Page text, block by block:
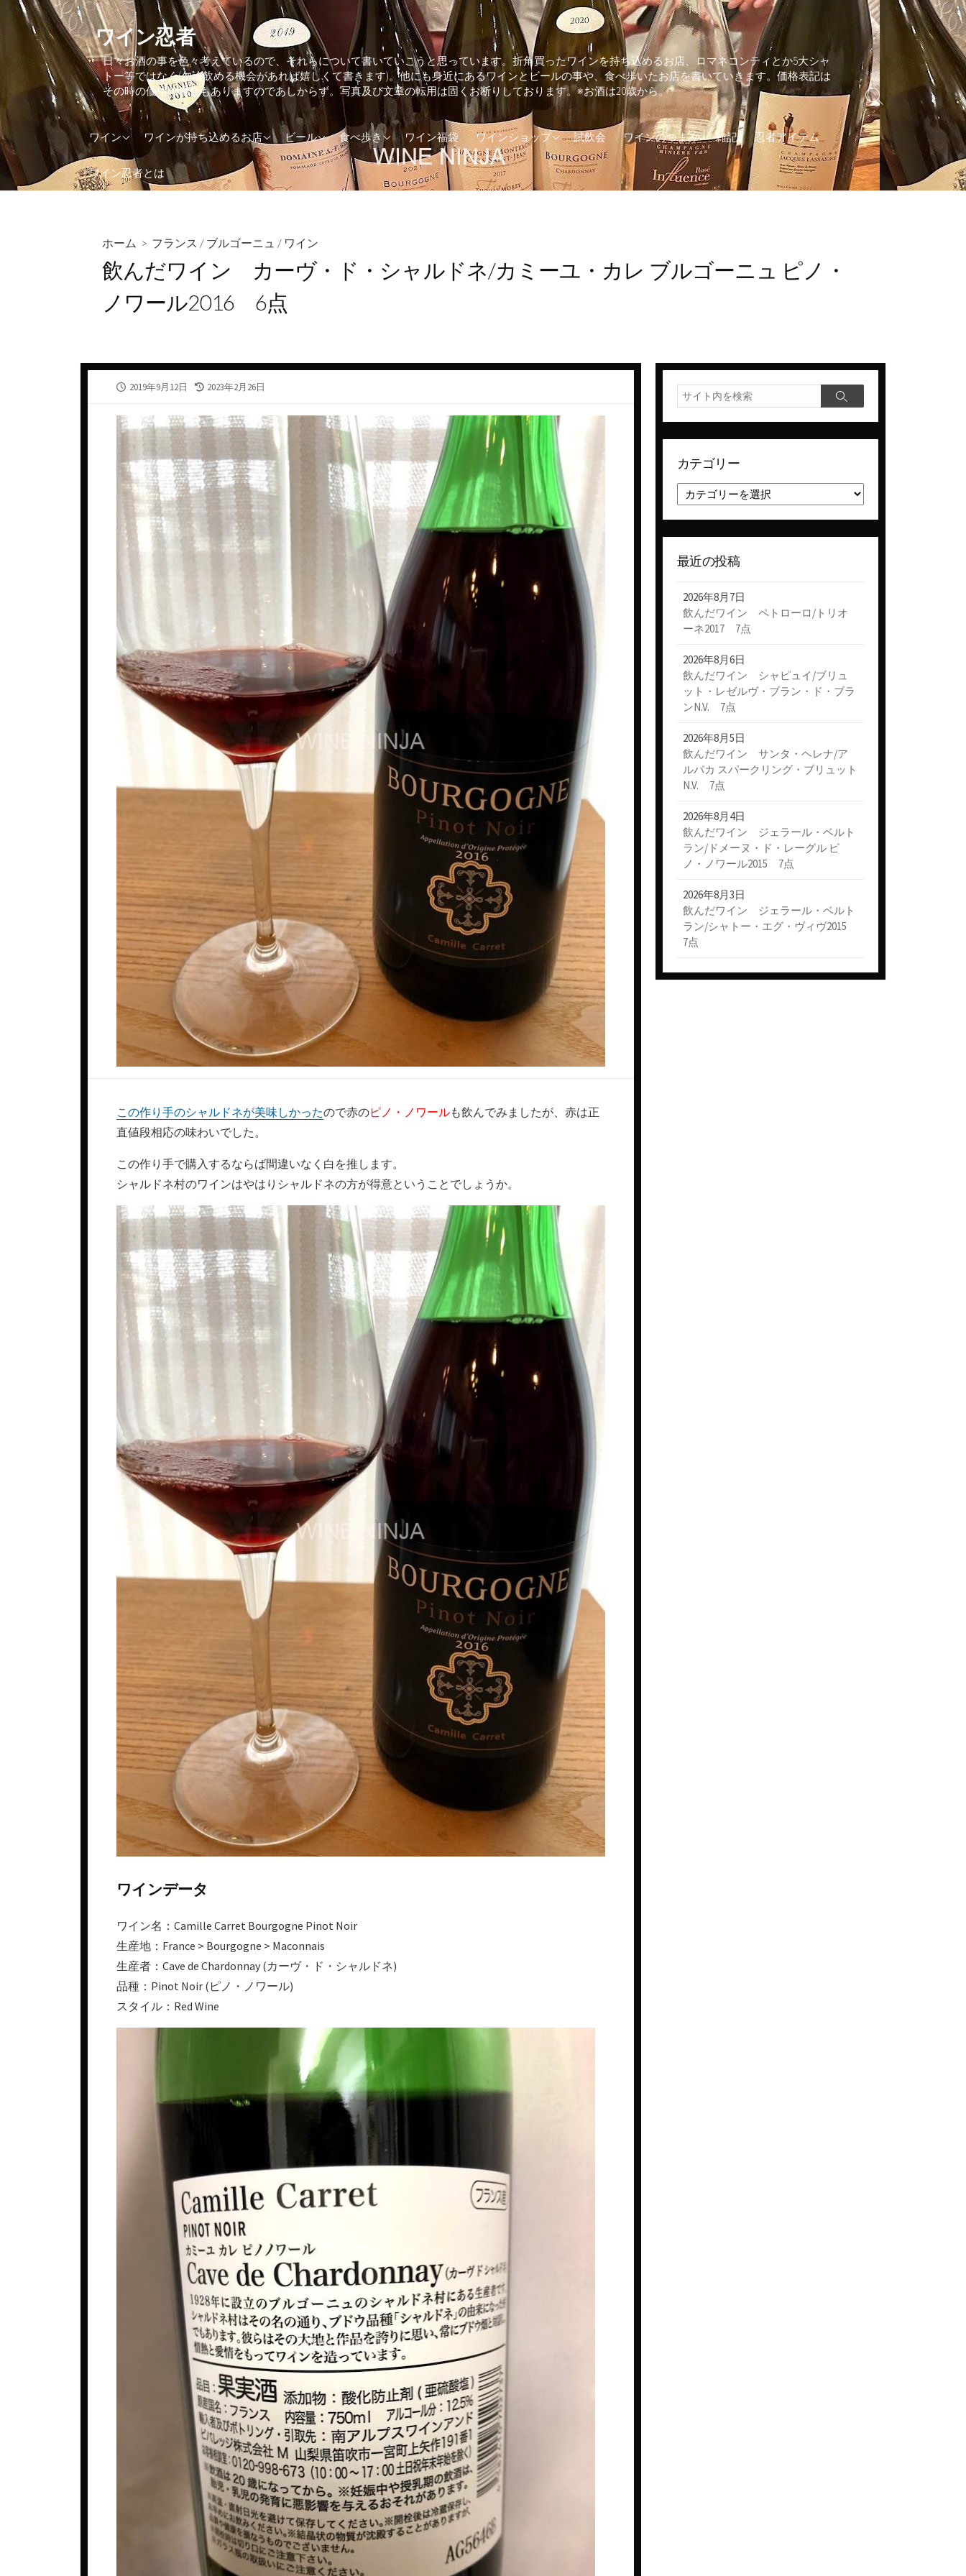
へ
ス
キ
ッ
プ
ワイン忍者
日々お酒の事を色々考えているので、それらについて書いていこうと思っています。折角買ったワインを持ち込めるお店、ロマネコンティとか5大シャ
トー等ではなく(勿論飲める機会があれば嬉しくて書きます)。他にも身近にあるワインとビールの事や、食べ歩いたお店を書いていきます。価格表記は
その時の価格の場合もありますのであしからず。写真及び文章の転用は固くお断りしております。※お酒は20歳から。
ワイン
アメリカ
アルゼンチン
イギリス(UK)
インド
ウクライナ
オーストリア
ギリシャ
シリア・アラブ共和国
ジョージア
スペイン
チェコ共和国
フランス
アルザス
コート・デュ・ローヌ
シャンパーニュ
ジュラ・サヴォワ
ボルドー
ベルギー
ポルトガル
マケドニア
ワインが持ち込めるお店
東京都
大阪府
神奈川県
ビール
アイルランド
アメリカ
イギリス(UK)
オランダ
オーストラリア
ケニア
スペイン
チェコ
デンマーク
ドイツ
ニュージーランド
ロシア
中国
台湾
日本
食べ歩き
そば・うどん
とんかつ
イタリアン
カレー
ダイニングバー
バー
パン
ビアバー
ビストロ・フレンチ
ホテル
ワイン福袋 ワインショップ
兵庫県のワインショップ
東京都のワインショップ
試飲会 ワインのつまみ 雑記 忍者アイテム
ワイン忍者とは
検
索
切
り
替
え
ホーム > フランス / ブルゴーニュ / ワイン
飲んだワイン カーヴ・ド・シャルドネ/カミーユ・カレ ブルゴーニュ ピノ・
ノワール2016 6点
公
2019年9月12日
最
更
新
2023年2月26日
この作り手のシャルドネが美味しかったので赤のピノ・ノワールも飲んでみましたが、赤は正
直値段相応の味わいでした。
この作り手で購入するならば間違いなく白を推します。
シャルドネ村のワインはやはりシャルドネの方が得意ということでしょうか。
ワインデータ
ワイン名：Camille Carret Bourgogne Pinot Noir
生産地：France > Bourgogne > Maconnais
生産者：Cave de Chardonnay (カーヴ・ド・シャルドネ)
品種：Pinot Noir (ピノ・ノワール)
スタイル：Red Wine
検
索
検
カテゴリー
カ
テ
ゴ
リ
最近の投稿
2026年8月7日
飲んだワイン ペトローロ/トリオ
ーネ2017 7点
2026年8月6日
飲んだワイン シャピュイ/ブリュ
ット・レゼルヴ・ブラン・ド・ブラ
ンN.V. 7点
2026年8月5日
飲んだワイン サンタ・ヘレナ/ア
ルパカ スパークリング・ブリュット
N.V. 7点
2026年8月4日
飲んだワイン ジェラール・ベルト
ラン/ドメーヌ・ド・レーグル ピ
ノ・ノワール2015 7点
2026年8月3日
飲んだワイン ジェラール・ベルト
ラン/シャトー・エグ・ヴィヴ2015
7点